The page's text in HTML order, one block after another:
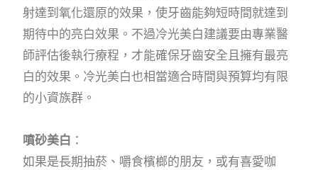
射達到氧化還原的效果，使牙齒能夠短時間就達到
期待中的亮白效果。不過冷光美白建議要由專業醫
師評估後執行療程，才能確保牙齒安全且擁有最亮
白的效果。冷光美白也相當適合時間與預算均有限
的小資族群。
噴砂美白 ：
如果是長期抽菸、嚼食檳榔的朋友，或有喜愛咖